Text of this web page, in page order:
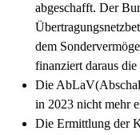
abgeschafft. Der
dem
finanziert daraus
Die
in 2023 nicht mehr
Die Ermittlung der